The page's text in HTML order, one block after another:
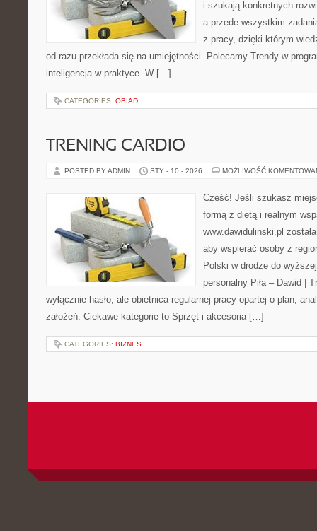
i szukają konkretnych
a przede wszystkim
z pracy, dzięki którym
od razu przekłada się na umiejętności. Polecamy Trendy w
inteligencja w praktyce. W […]
CATEGORIES: OBIAD
TRENING CARDIO
POSTED BY ADMIN STY - 10 - 2026 MOŻLIWOŚĆ
Cześć! Jeśli szukasz
formą z dietą i realnym
www.dawidulinski.pl
aby wspierać osoby z
Polski w drodze do
personalny Piła – Dawid |
wyłącznie hasło, ale obietnica regularnej pracy opartej o plan,
założeń. Ciekawe kategorie to Sprzęt i akcesoria […]
CATEGORIES: BIZNES